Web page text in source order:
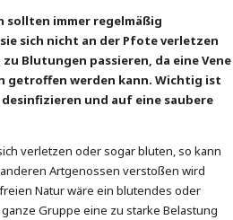
sollten immer regelmäßig
sich nicht an der Pfote verletzen
Blutungen passieren, da eine Vene
getroffen werden kann. Wichtig ist
und auf eine saubere
verletzen oder sogar bluten, so kann
Artgenossen verstoßen wird
Natur wäre ein blutendes oder
Gruppe eine zu starke Belastung